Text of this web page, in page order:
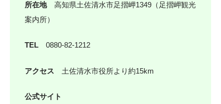
所在地高知県土佐清水市足摺岬1349（足摺岬観光
案内所）
TEL 0880-82-1212
アクセス 土佐清水市役所より約15km
公式サイト